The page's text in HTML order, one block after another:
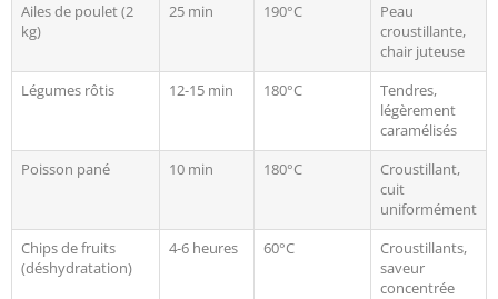
Ailes de poulet (2
kg)
25 min 190°C
Peau
croustillante,
chair juteuse
Légumes rôtis 12-15 min 180°C
Tendres,
légèrement
caramélisés
Poisson pané 10 min 180°C
Croustillant,
cuit
uniformément
Chips de fruits
(déshydratation)
4-6 heures 60°C
Croustillants,
saveur
concentrée